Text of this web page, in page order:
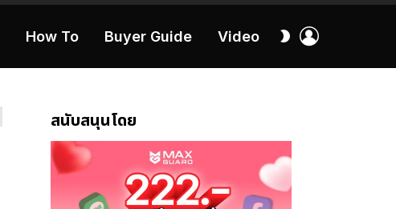
How To Buyer Guide Video
สลับ
สนับสนุนโดย